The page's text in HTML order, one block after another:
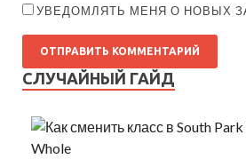
УВЕДОМЛЯТЬ МЕНЯ О НОВЫХ
СЛУЧАЙНЫЙ ГАЙД